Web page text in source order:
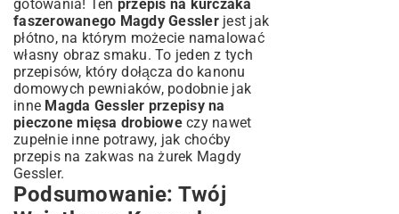
gotowania! Ten przepis na kurczaka
faszerowanego Magdy Gesslerjest jak
płótno, na którym możecie namalować
własny obraz smaku. To jeden z tych
przepisów, który dołącza do kanonu
domowych pewniaków, podobnie jak
inne Magda Gessler przepisy na
pieczone mięsa drobioweczy nawet
zupełnie inne potrawy, jak choćby
przepis na zakwas na żurek Magdy
Gessler.
Podsumowanie: Twój